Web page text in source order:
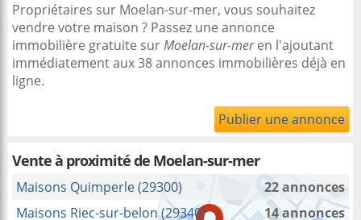
Propriétaires sur Moelan-sur-mer, vous souhaitez
vendre votre maison ? Passez une annonce
immobilière gratuite surMoelan-sur-meren l'ajoutant
immédiatement aux 38 annonces immobilières déjà en
ligne.
Publier une annonce
Vente à proximitéde Moelan-sur-mer
Maisons Quimperle (29300)
22 annonces
Maisons Riec-sur-belon (29340)
14 annonces